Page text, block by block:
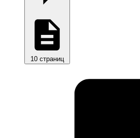
10 страниц